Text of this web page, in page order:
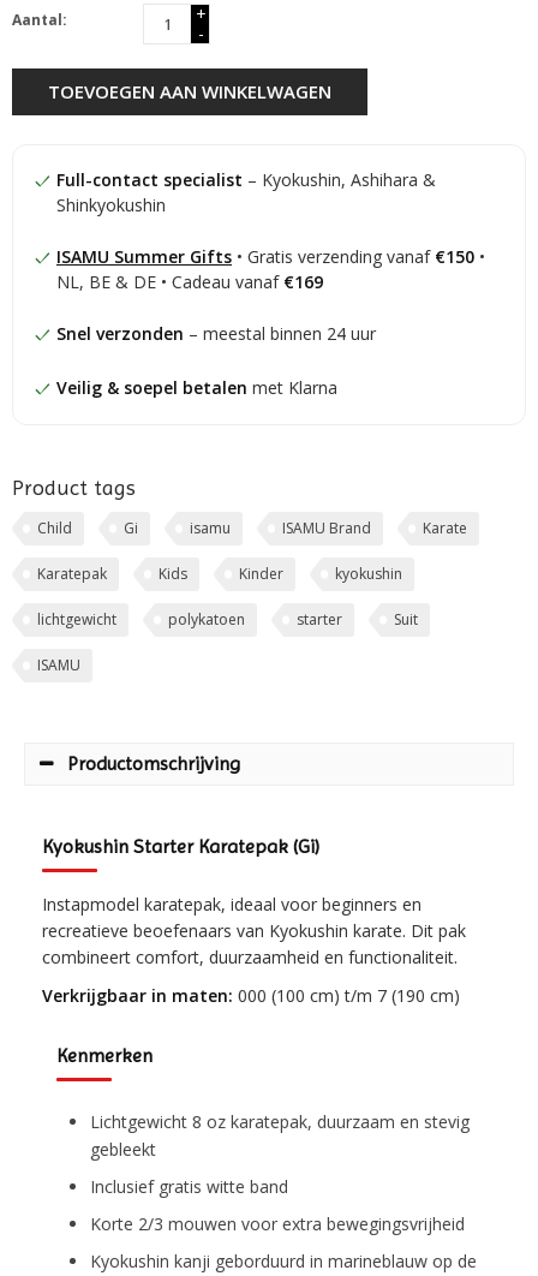
Aantal:
+
-
TOEVOEGEN AAN WINKELWAGEN
Full-contact specialist – Kyokushin, Ashihara &
Shinkyokushin
ISAMU Summer Gifts • Gratis verzending vanaf €150 •
NL, BE & DE • Cadeau vanaf €169
Snel verzonden – meestal binnen 24 uur
Veilig & soepel betalen met Klarna
Product tags
Child Gi isamu ISAMU Brand Karate
Karatepak Kids Kinder kyokushin
lichtgewicht polykatoen starter Suit
ISAMU
Productomschrijving
Kyokushin Starter Karatepak (Gi)
Instapmodel karatepak, ideaal voor beginners en
recreatieve beoefenaars van Kyokushin karate. Dit pak
combineert comfort, duurzaamheid en functionaliteit.
Verkrijgbaar in maten: 000 (100 cm) t/m 7 (190 cm)
Kenmerken
Lichtgewicht 8 oz karatepak, duurzaam en stevig
gebleekt
Inclusief gratis witte band
Korte 2/3 mouwen voor extra bewegingsvrijheid
Kyokushin kanji geborduurd in marineblauw op de